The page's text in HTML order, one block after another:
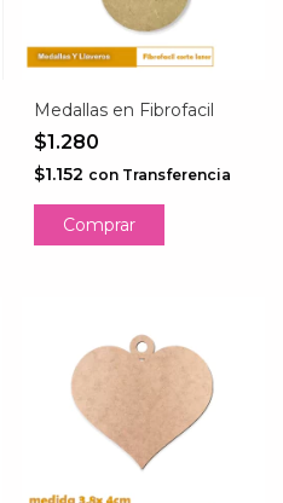
Medallas en Fibrofacil
$1.280
$1.152 con Transferencia
Comprar